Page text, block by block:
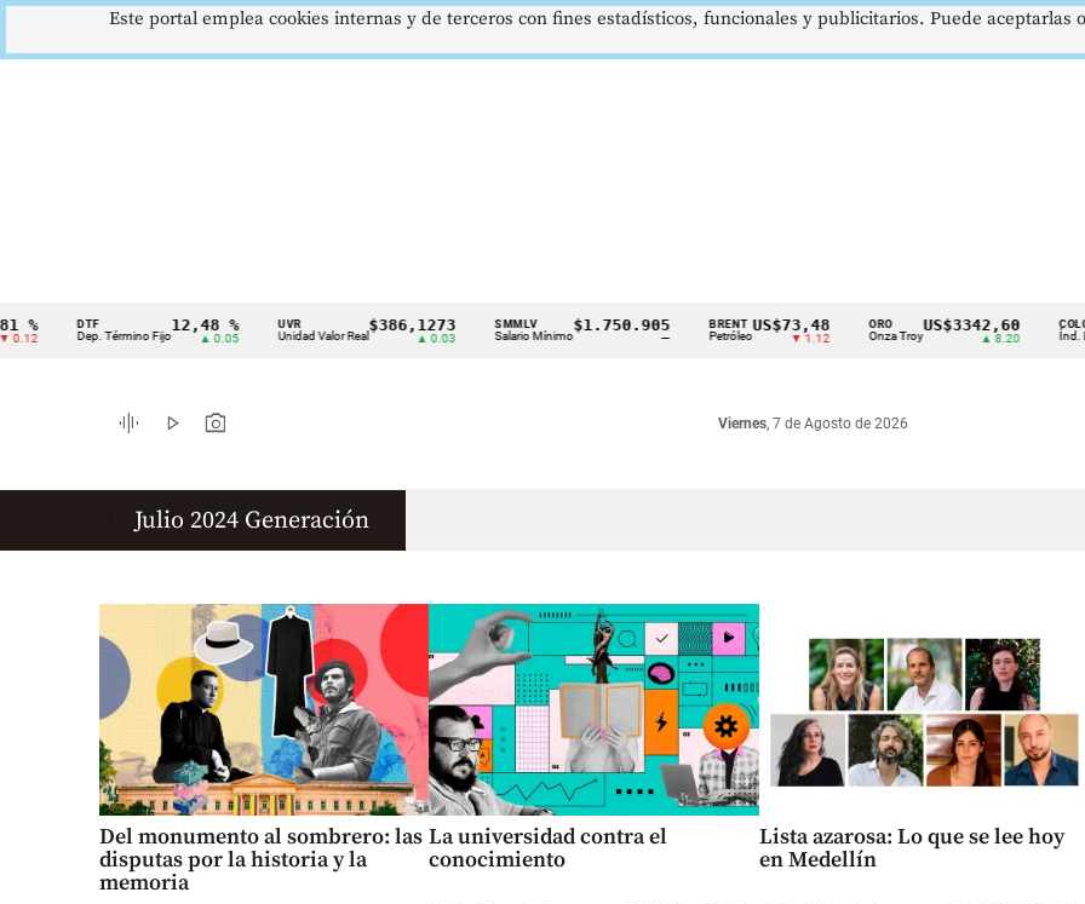
Cintillo
indicadores
económicos
Dep. Término Fijo
12,48 %
▲ 0.05 Unidad Valor Real
$386,1273
▲ 0.03
SMMLV
Salario Mínimo
$1.750.905 BRENT
Petróleo
US$73,48
▼ 1.12 Onza Troy
US$3342,60
▲ 8.20
COLCAP
Índ.
graphic_eq play_arrow photo_camera Viernes, 7 de Agosto de 2026
Julio 2024 Generación
Del monumento al sombrero: las
disputas por la historia y la
memoria
La universidad contra el
conocimiento
Lista azarosa: Lo que se lee hoy
en Medellín
Este portal emplea cookies internas y de terceros con fines estadísticos, funcionales y publicitarios. Puede aceptarlas